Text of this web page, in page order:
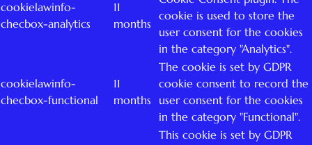
cookielawinfo-
checbox-analytics
11
months
cookie is used to store the
user consent for the cookies
in the category "Analytics".
cookielawinfo-
checbox-functional
11
months
The cookie is set by GDPR
cookie consent to record the
user consent for the cookies
in the category "Functional".
This cookie is set by GDPR